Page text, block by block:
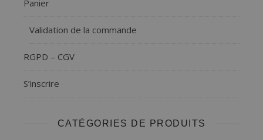
Panier
Validation de la commande
RGPD – CGV
S’inscrire
CATÉGORIES DE PRODUITS